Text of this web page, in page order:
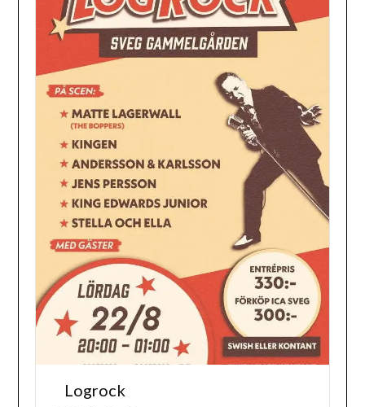
Logrock